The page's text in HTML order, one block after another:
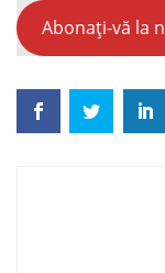
Abonați-vă la